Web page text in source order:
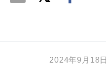
2024年9月18日